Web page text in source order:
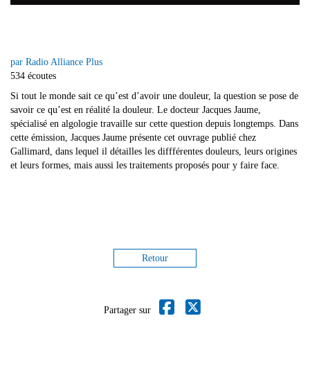
par Radio Alliance Plus
534 écoutes
Si tout le monde sait ce qu’est d’avoir une douleur, la question se pose de
savoir ce qu’est en réalité la douleur. Le docteur Jacques Jaume,
spécialisé en algologie travaille sur cette question depuis longtemps. Dans
cette émission, Jacques Jaume présente cet ouvrage publié chez
Gallimard, dans lequel il détailles les diffférentes douleurs, leurs origines
et leurs formes, mais aussi les traitements proposés pour y faire face.
Retour
Partager sur